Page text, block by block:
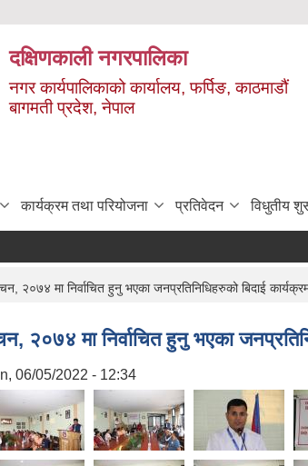
दक्षिणकाली नगरपालिका
नगर कार्यपालिकाको कार्यालय, फर्पिङ, काठमाडौं
बागमती प्रदेश, नेपाल
कार्यक्रम तथा परियोजना प्रतिवेदन विधुतीय
२०७४ मा निर्वाचित हुनु भएका जनप्रतिनिधिहरुको बिदाई
२०७४ मा निर्वाचित हुनु भएका
06/05/2022 - 12:34